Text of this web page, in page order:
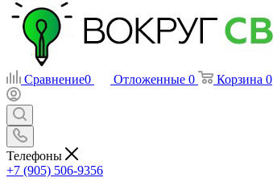
Сравнение0 Отложенные 0 Корзина 0
Телефоны
+7 (905) 506-9356